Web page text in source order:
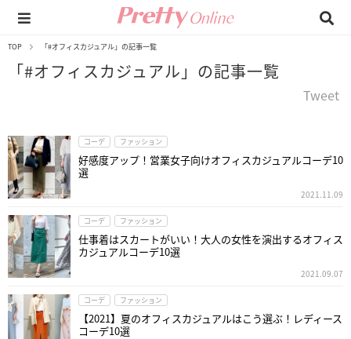
TOP 「#オフィスカジュアル」の記事一覧
「#オフィスカジュアル」の記事一覧
Tweet
コーデ ファッション
好感度アップ！営業女子向けオフィスカジュアルコーデ10
選
2021.11.09
コーデ ファッション
仕事着はスカートがいい！大人の女性を演出するオフィス
カジュアルコーデ10選
2021.09.07
コーデ ファッション
【2021】夏のオフィスカジュアルはこう選ぶ！レディース
コーデ10選